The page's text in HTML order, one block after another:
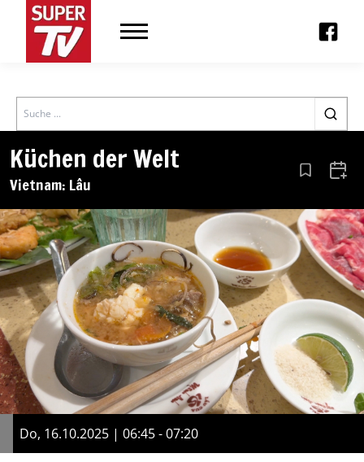
Search
Küchen der Welt
Vietnam: Lâu Aus den
Do, 16.10.2025 | 06:45 - 07:20